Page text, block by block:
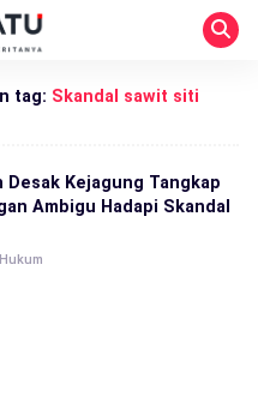
tag: Skandal sawit siti
Desak Kejagung Tangkap
Ambigu Hadapi Skandal
Hukum